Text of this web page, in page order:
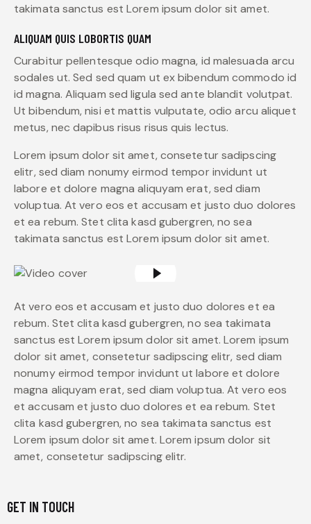
takimata sanctus est Lorem ipsum dolor sit amet.
ALIQUAM QUIS LOBORTIS QUAM
Curabitur pellentesque odio magna, id malesuada arcu
sodales ut. Sed sed quam ut ex bibendum commodo id
id magna. Aliquam sed ligula sed ante blandit volutpat.
Ut bibendum, nisi et mattis vulputate, odio arcu aliquet
metus, nec dapibus risus risus quis lectus.
Lorem ipsum dolor sit amet, consetetur sadipscing
elitr, sed diam nonumy eirmod tempor invidunt ut
labore et dolore magna aliquyam erat, sed diam
voluptua. At vero eos et accusam et justo duo dolores
et ea rebum. Stet clita kasd gubergren, no sea
takimata sanctus est Lorem ipsum dolor sit amet.
At vero eos et accusam et justo duo dolores et ea
rebum. Stet clita kasd gubergren, no sea takimata
sanctus est Lorem ipsum dolor sit amet. Lorem ipsum
dolor sit amet, consetetur sadipscing elitr, sed diam
nonumy eirmod tempor invidunt ut labore et dolore
magna aliquyam erat, sed diam voluptua. At vero eos
et accusam et justo duo dolores et ea rebum. Stet
clita kasd gubergren, no sea takimata sanctus est
Lorem ipsum dolor sit amet. Lorem ipsum dolor sit
amet, consetetur sadipscing elitr.
GET IN TOUCH